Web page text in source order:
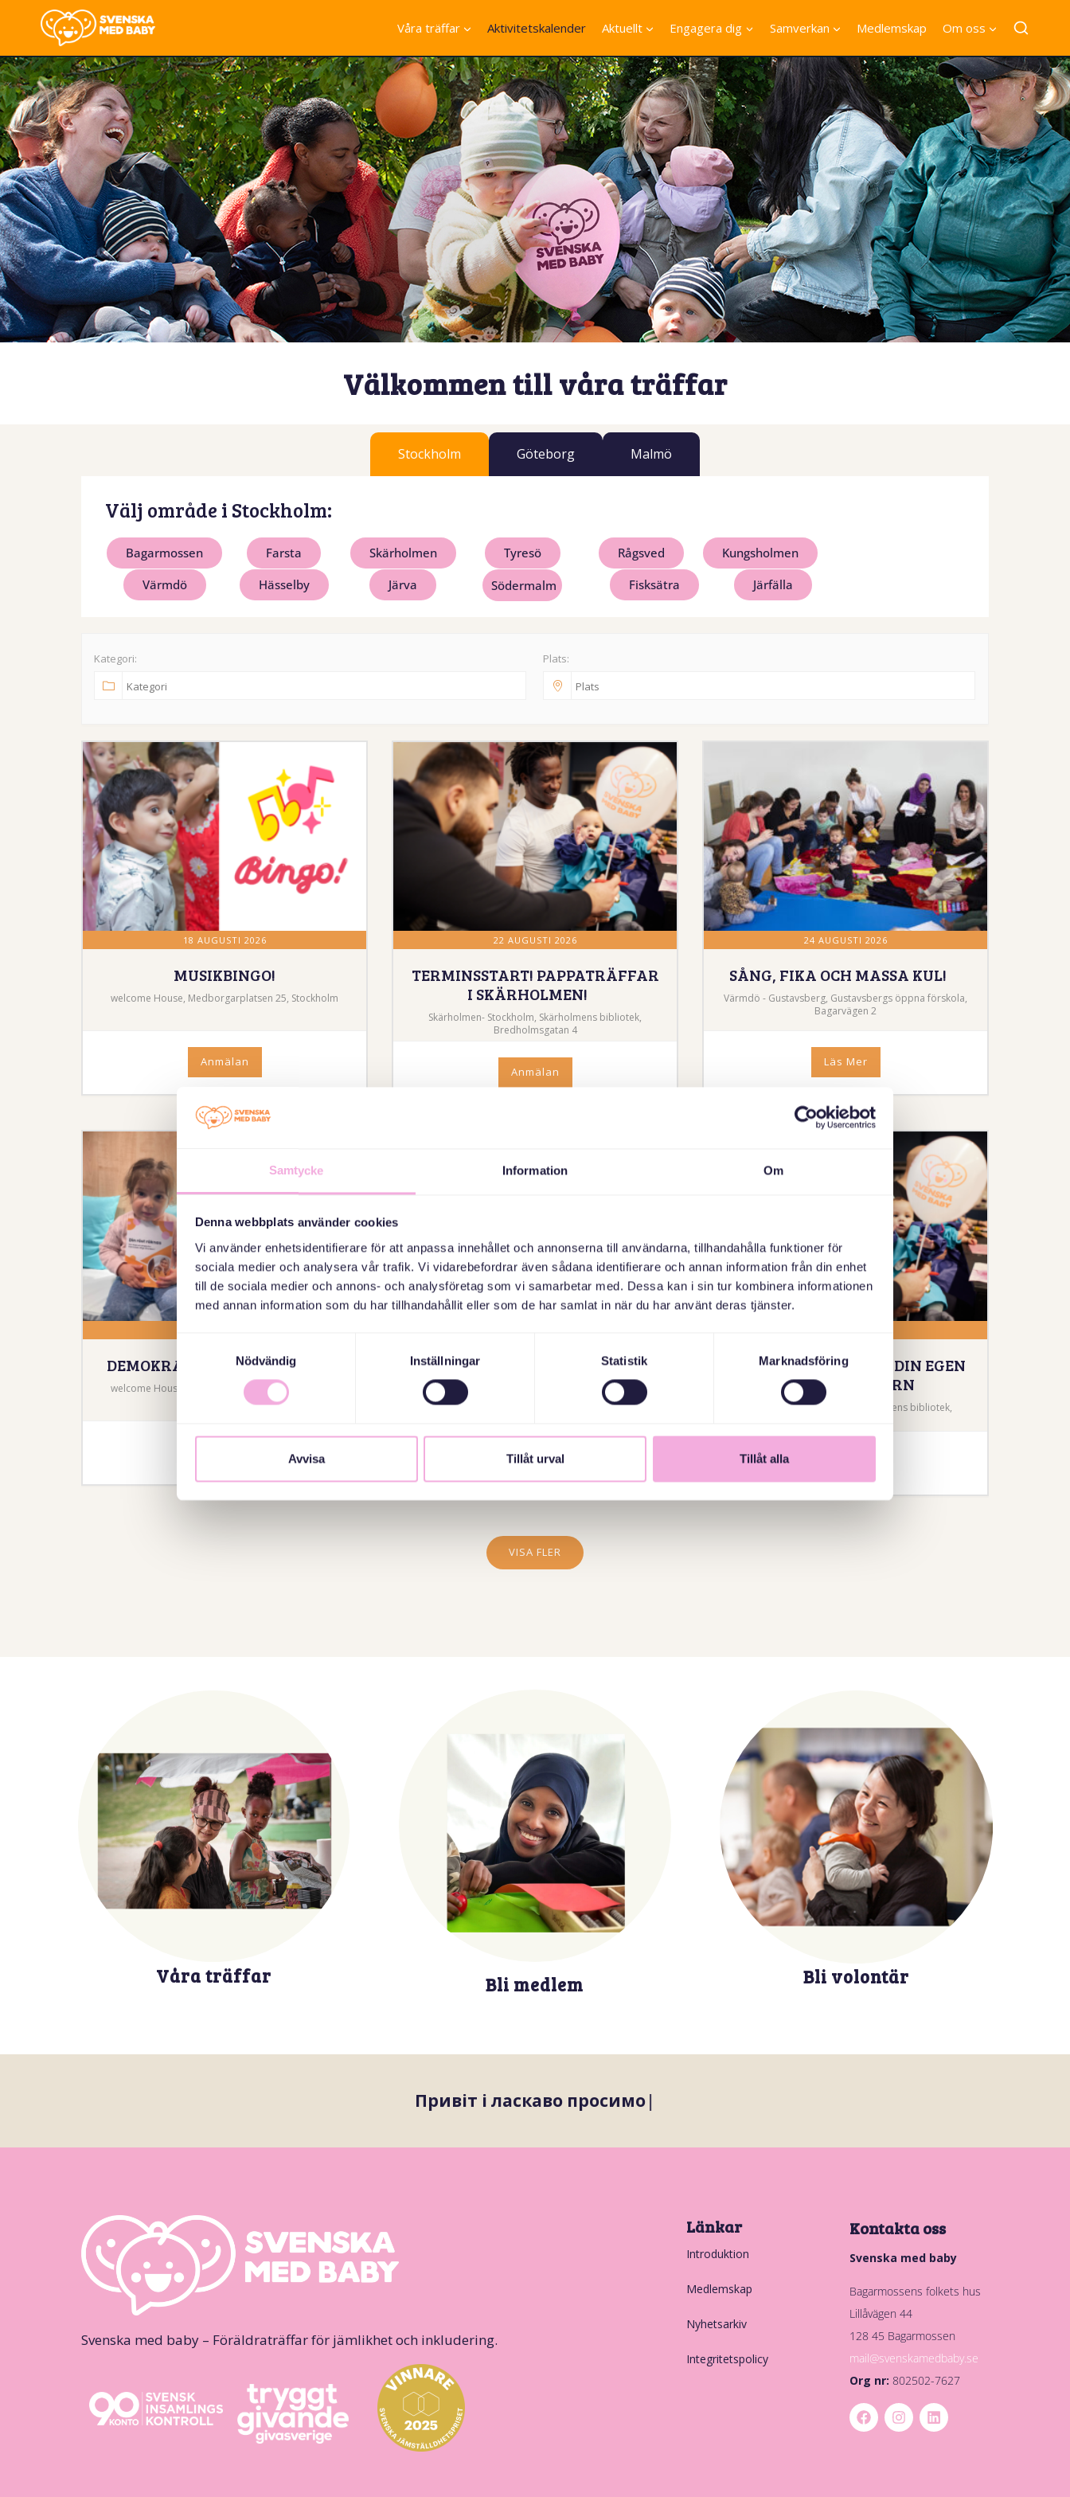
Samtycke Information Om
Denna webbplats använder cookies
Vi använder enhetsidentifierare för att anpassa innehållet och annonserna till användarna, tillhandahålla funktioner för
sociala medier och analysera vår trafik. Vi vidarebefordrar även sådana identifierare och annan information från din enhet
till de sociala medier och annons- och analysföretag som vi samarbetar med. Dessa kan i sin tur kombinera informationen
med annan information som du har tillhandahållit eller som de har samlat in när du har använt deras tjänster.
Samtyckesval
Nödvändig
Inställningar Statistik Marknadsföring
Avvisa Tillåt urval Tillåt alla
Våra träffar Aktivitetskalender Aktuellt Engagera dig Samverkan Medlemskap Om oss
Välkommen till våra träffar
Stockholm Göteborg Malmö
Välj område i Stockholm:
Bagarmossen Farsta Skärholmen Tyresö Rågsved
Kungsholmen
Värmdö
Hässelby Järva Södermalm Fisksätra Järfälla
Kategori: Plats:
18 AUGUSTI 2026
MUSIKBINGO!
welcome House, Medborgarplatsen 25, Stockholm
Anmälan
22 AUGUSTI 2026
TERMINSSTART! PAPPATRÄFFAR
I SKÄRHOLMEN!
Skärholmen- Stockholm, Skärholmens bibliotek,
Bredholmsgatan 4
Anmälan
24 AUGUSTI 2026
SÅNG, FIKA OCH MASSA KUL!
Värmdö - Gustavsberg, Gustavsbergs öppna förskola,
Bagarvägen 2
Läs Mer
DEMOKRATI OCH DELAKTIGHET
welcome House, Medborgarplatsen 25, Stockholm
TERMINSSTART! ÄVENTYRSGOLF
Anmälan
PAPPATRÄFF – SKAPA DIN EGEN
BOK MED DITT BARN
Skärholmen- Stockholm, Skärholmens bibliotek,
VISA FLER
Våra träffar Bli medlem Bli volontär
Привіт і ла|
Svenska med baby – Föräldraträffar för jämlikhet och inkludering.
Länkar
Introduktion
Medlemskap
Nyhetsarkiv
Integritetspolicy
Kontakta oss
Svenska med baby
Bagarmossens folkets hus
Lillåvägen 44
128 45 Bagarmossen
mail@svenskamedbaby.se
Org nr: 802502-7627